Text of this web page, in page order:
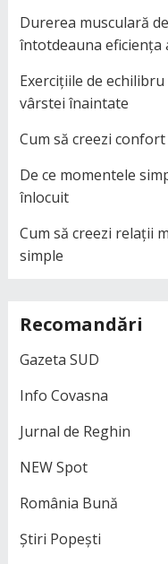
Durerea musculară
întotdeauna
Exercițiile de
vârstei înaintate
Cum să creezi
De ce momentele
înlocuit
Cum să creezi relații
simple
Recomandări
Gazeta SUD
Info Covasna
Jurnal de Reghin
NEW Spot
România Bună
Știri Popești